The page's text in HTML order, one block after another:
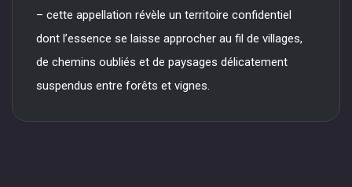
– cette appellation révèle un territoire confidentiel
dont l’essence se laisse approcher au fil de villages,
de chemins oubliés et de paysages délicatement
suspendus entre forêts et vignes.